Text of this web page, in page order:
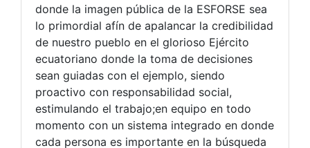
donde la imagen pública de la ESFORSE sea
lo primordial afín de apalancar la credibilidad
de nuestro pueblo en el glorioso Ejército
ecuatoriano donde la toma de decisiones
sean guiadas con el ejemplo, siendo
proactivo con responsabilidad social,
estimulando el trabajo;en equipo en todo
momento con un sistema integrado en donde
cada persona es importante en la búsqueda